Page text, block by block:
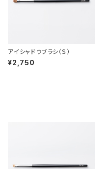
アイシャドウブラシ（Ｓ）
¥2,750